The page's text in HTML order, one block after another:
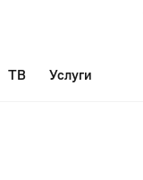
ТВ Услуги